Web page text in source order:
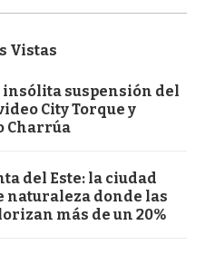
Vistas
insólita suspensión del
City Torque y
Charrúa
del Este: la ciudad
naturaleza donde las
más de un 20%